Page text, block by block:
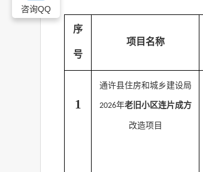
序
号
项目名称
1
通许县住房和城乡建设局
2026年老旧小区连片成方
改造项目
咨询QQ